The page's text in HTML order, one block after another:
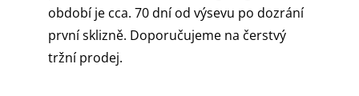
období je cca. 70 dní od výsevu po dozrání
první sklizně. Doporučujeme na čerstvý
tržní prodej.